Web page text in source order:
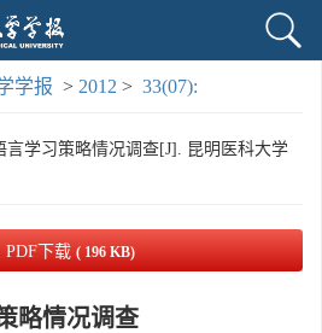
学报 > 2012 > 33(07):
言学习策略情况调查[J]. 昆明医科大学
PDF下载 ( 196 KB)
略情况调查